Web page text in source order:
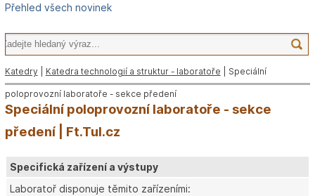
Přehled všech novinek
Katedry Katedra technologií a struktur - laboratoře | Speciální
poloprovozní laboratoře - sekce předení
Speciální poloprovozní laboratoře - sekce
předení | Ft.Tul.cz
Specifická zařízení a výstupy
Laboratoř disponuje těmito zařízeními: